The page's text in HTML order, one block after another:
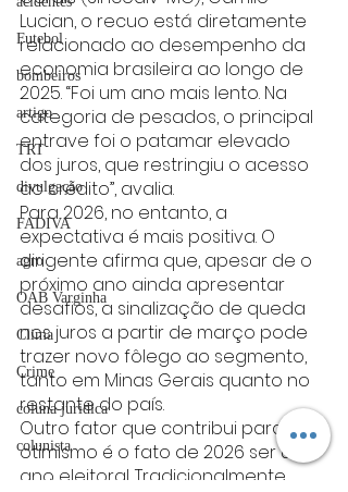
Futebol
bombeiros
artigo
TRT
divulgação
FADIVA
agro
OAB Varginha
Clima
Crime
coluna juridica
colunista
esporte
Lucian, o recuo está diretamente
relacionado ao desempenho da
economia brasileira ao longo de
2025. “Foi um ano mais lento. Na
categoria de pesados, o principal
entrave foi o patamar elevado
dos juros, que restringiu o acesso
ao crédito”, avalia.
Para 2026, no entanto, a
expectativa é mais positiva. O
dirigente afirma que, apesar de o
próximo ano ainda apresentar
desafios, a sinalização de queda
nos juros a partir de março pode
trazer novo fôlego ao segmento,
tanto em Minas Gerais quanto no
restante do país.
Outro fator que contribui para o
otimismo é o fato de 2026 ser um
ano eleitoral. Tradicionalmente,